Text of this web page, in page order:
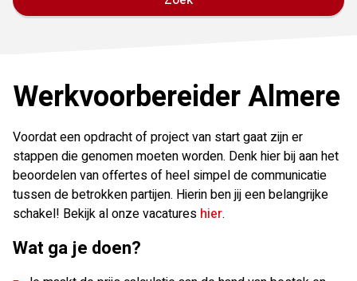
Werkvoorbereider Almere
Voordat een opdracht of project van start gaat zijn er
stappen die genomen moeten worden. Denk hier bij aan het
beoordelen van offertes of heel simpel de communicatie
tussen de betrokken partijen. Hierin ben jij een belangrijke
schakel! Bekijk al onze vacatures hier.
Wat ga je doen?